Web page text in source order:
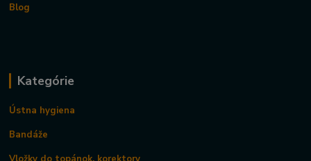
Blog
Kategórie
Ústna hygiena
Bandáže